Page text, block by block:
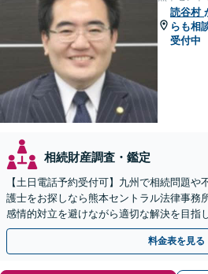
読谷村
らも相
受付中
相続財産調査・鑑定
【土日電話予約受付可】九州で相続問題や
護士をお探しなら熊本セントラル法律事務
感情的対立を避けながら適切な解決を目指
付可】【休日・夜間相談可】
料金表を見る